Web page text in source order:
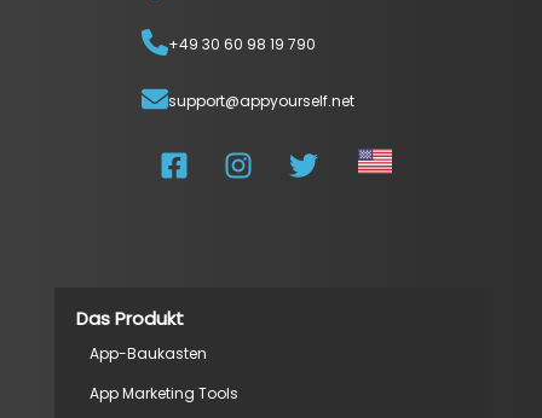
+49 30 60 98 19 790
support@appyourself.net
Das Produkt
App-Baukasten
App Marketing Tools